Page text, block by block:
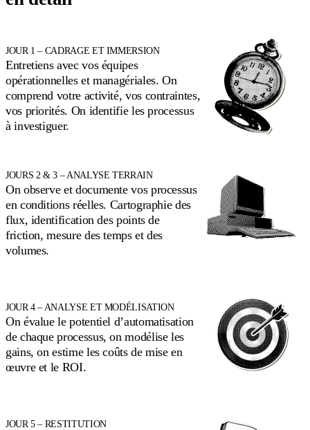
JOUR 1 – CADRAGE ET IMMERSION
Entretiens avec vos équipes
opérationnelles et managériales. On
comprend votre activité, vos contraintes,
vos priorités. On identifie les processus
à investiguer.
JOURS 2 & 3 – ANALYSE TERRAIN
On observe et documente vos processus
en conditions réelles. Cartographie des
flux, identification des points de
friction, mesure des temps et des
volumes.
JOUR 4 – ANALYSE ET MODÉLISATION
On évalue le potentiel d’automatisation
de chaque processus, on modélise les
gains, on estime les coûts de mise en
œuvre et le ROI.
JOUR 5 – RESTITUTION